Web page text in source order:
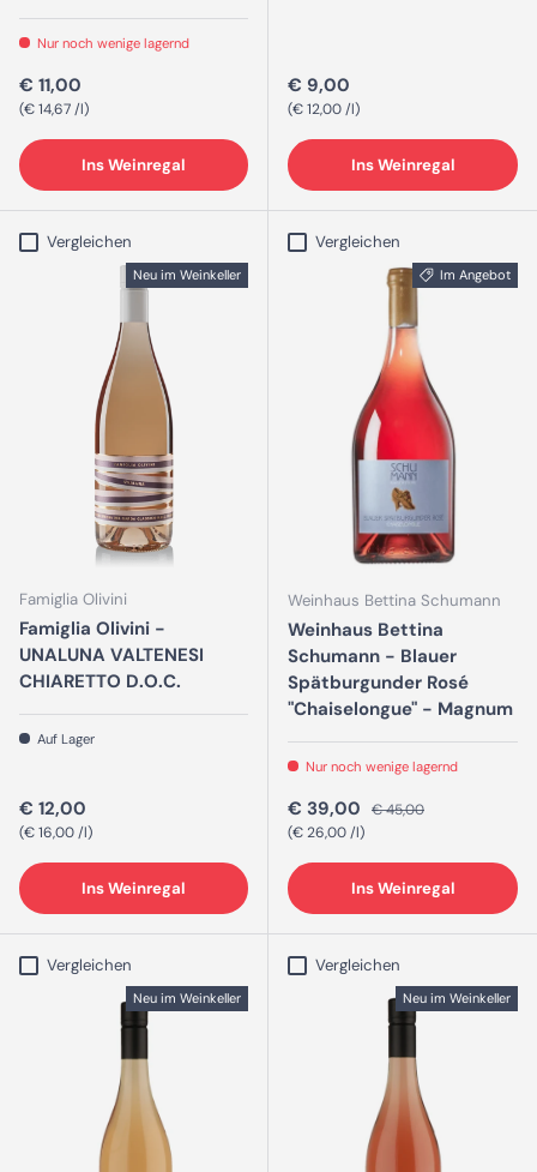
Nur noch wenige lagernd
Normaler Preis
€ 11,00
Grundpreis
€ 14,67 /l
Ins Weinregal
Normaler Preis
€ 9,00
Grundpreis
€ 12,00 /l
Ins Weinregal
Vergleichen
Neu im Weinkeller
Famiglia Olivini
Famiglia Olivini -
UNALUNA VALTENESI
CHIARETTO D.O.C.
Auf Lager
Normaler Preis
€ 12,00
Grundpreis
€ 16,00 /l
Ins Weinregal
Vergleichen
Im Angebot
Weinhaus Bettina Schumann
Weinhaus Bettina
Schumann - Blauer
Spätburgunder Rosé
"Chaiselongue" - Magnum
Nur noch wenige lagernd
Verkaufspreis
€ 39,00 Normaler Preis
€ 45,00
Grundpreis
€ 26,00 /l
Ins Weinregal
Vergleichen
Neu im Weinkeller
Vergleichen
Neu im Weinkeller